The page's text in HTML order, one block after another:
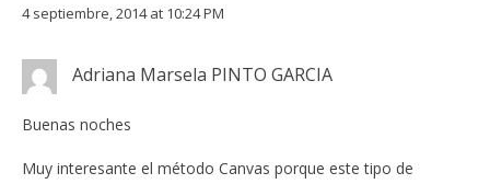
4 septiembre, 2014 at 10:24 PM
Adriana Marsela PINTO GARCIA
Buenas noches
Muy interesante el método Canvas porque este tipo de